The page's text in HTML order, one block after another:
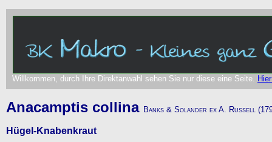
Willkommen, durch Ihre Direktanwahl sehen Sie nur diese eine Seite.
Anacamptis collina Banks & Solander ex A. Russell
Hügel-Knabenkraut